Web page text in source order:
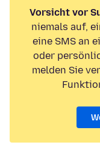
Vorsicht vor
niemals auf,
eine SMS an
oder
melden Sie